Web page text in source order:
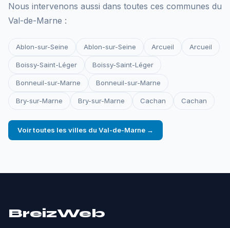
Nous intervenons aussi dans toutes ces communes du
Val-de-Marne :
Ablon-sur-Seine Ablon-sur-Seine Arcueil Arcueil
Boissy-Saint-Léger Boissy-Saint-Léger
Bonneuil-sur-Marne Bonneuil-sur-Marne
Bry-sur-Marne Bry-sur-Marne Cachan Cachan
Voir toutes les villes du Val-de-Marne →
BreizWeb